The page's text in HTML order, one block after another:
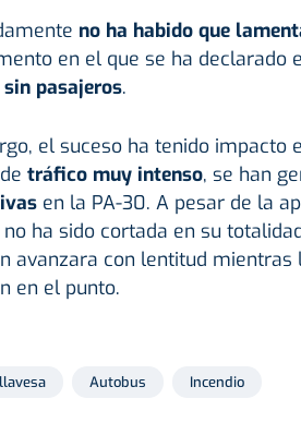
no ha habido que
en el que se ha declarado
pasajeros.
el suceso ha tenido impacto
tráfico muy intenso, se han
en la PA-30. A pesar de la
ha sido cortada en su
avanzara con lentitud
en el punto.
Autobus Incendio